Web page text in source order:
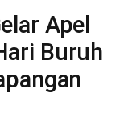
Apel
Buruh